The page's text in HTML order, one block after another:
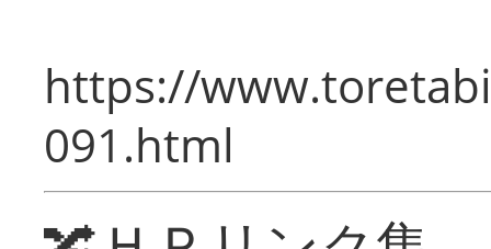
https://
091.html